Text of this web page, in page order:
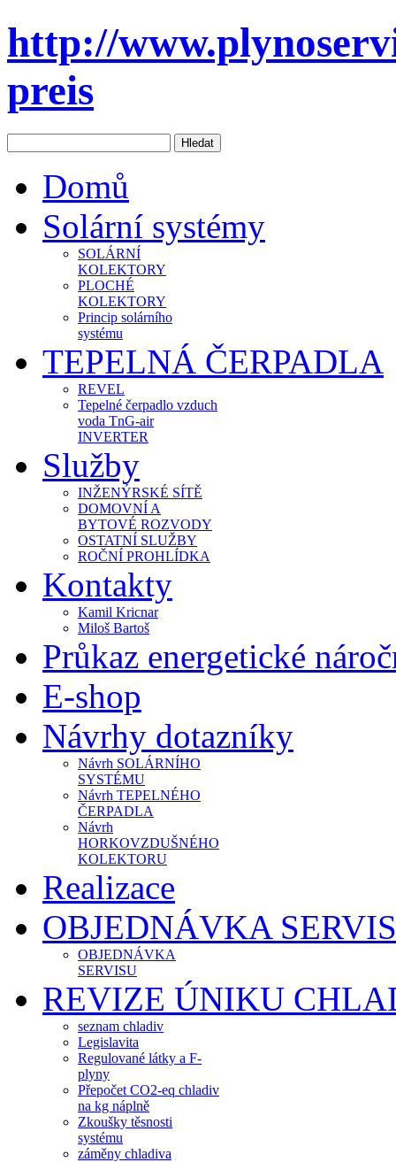
http://
preis
Domů
Solární systémy
SOLÁRNÍ
KOLEKTORY
PLOCHÉ
KOLEKTORY
Princip solárního
systému
TEPELNÁ ČERPADLA
REVEL
Tepelné čerpadlo vzduch
voda TnG-air
INVERTER
Služby
INŽENÝRSKÉ SÍTĚ
DOMOVNÍ A
BYTOVÉ ROZVODY
OSTATNÍ SLUŽBY
ROČNÍ PROHLÍDKA
Kontakty
Kamil Kricnar
Miloš Bartoš
Průkaz energetické
E-shop
Návrhy dotazníky
Návrh SOLÁRNÍHO
SYSTÉMU
Návrh TEPELNÉHO
ČERPADLA
Návrh
HORKOVZDUŠNÉHO
KOLEKTORU
Realizace
OBJEDNÁVKA
OBJEDNÁVKA
SERVISU
REVIZE ÚNIKU
seznam chladiv
Legislavita
Regulované látky a F-
plyny
Přepočet CO2-eq chladiv
na kg náplně
Zkoušky těsnosti
systému
záměny chladiva